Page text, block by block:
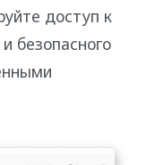
доступ к
безопасного